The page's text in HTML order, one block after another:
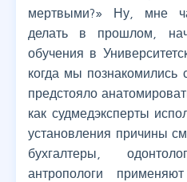
мертвыми?» Ну, мне
делать в прошлом,
обучения в
когда мы познакомились
предстояло
как судмедэксперты
установления причины
бухгалтеры,
антропологи